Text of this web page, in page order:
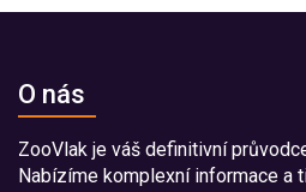
O nás
ZooVlak je váš definitivní
Nabízíme komplexní informace a